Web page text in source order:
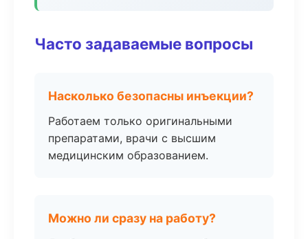
Часто задаваемые вопросы
Насколько безопасны инъекции?
Работаем только оригинальными
препаратами, врачи с высшим
медицинским образованием.
Можно ли сразу на работу?